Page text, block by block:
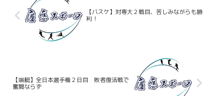
【バスケ】対専大２戦目、苦しみながらも勝
利！
【端艇】全日本選手権２日目 敗者復活戦で
奮闘ならず